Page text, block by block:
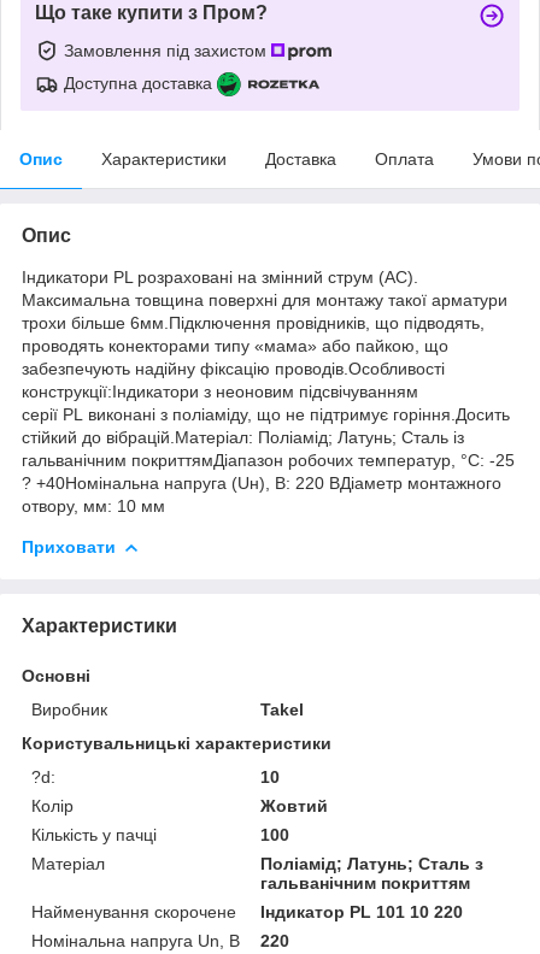
Що таке купити з Пром?
Замовлення під захистом
Доступна доставка
Опис Характеристики Доставка Оплата Умови
Опис
Індикатори PL розраховані на змінний струм (AC).
Максимальна товщина поверхні для монтажу такої арматури
трохи більше 6мм.Підключення провідників, що підводять,
проводять конекторами типу «мама» або пайкою, що
забезпечують надійну фіксацію проводів.Особливості
конструкції:Індикатори з неоновим підсвічуванням
серії PL виконані з поліаміду, що не підтримує горіння.Досить
стійкий до вібрацій.Матеріал: Поліамід; Латунь; Сталь із
гальванічним покриттямДіапазон робочих температур, °C: -25
? +40Номінальна напруга (Uн), В: 220 ВДіаметр монтажного
отвору, мм: 10 мм
Приховати
Характеристики
Основні
Виробник
Takel
Користувальницькі характеристики
?d:
10
Колір
Жовтий
Кількість у пачці
100
Матеріал
Поліамід; Латунь; Сталь з
гальванічним покриттям
Найменування скорочене
Індикатор PL 101 10 220
Номінальна напруга Un, В
220